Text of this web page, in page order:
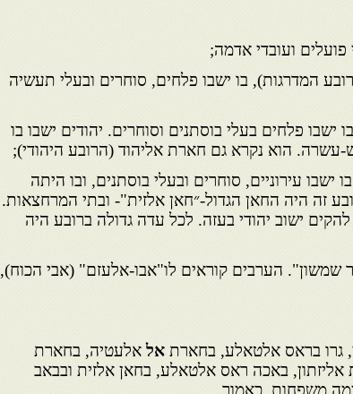
פועלים ועובדי אדמה;
המדרגות), בו ישבו פלחים, סוחרים ובעלי תעשיה
פלחים בעלי בוסתנים וסוחרים. יהודים ישבו בו
הוא נקרא גם חארת אליהוד (הרובע היהודי);
ישבו עירוניים, סוחרים ובעלי בוסתנים, ובו היתה
זה היה החאן הגדול-״חאן אלזית"- ובתי המרחצאות.
ישוב יהודי בעזה. לכל עדה גדולה ברובע היה
שמשון". הערבים קוראים לו"אבו-אלעזם" (אבי הכוח),
גרו בראס אלטאלע, בחארת אל אלעטיה, בחארת
באכה ראס אלטאלע, בחאן אלזית ובבאב
משפחות, כאמור.